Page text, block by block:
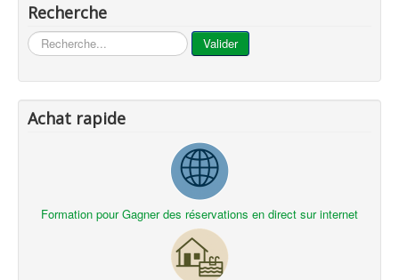
Recherche
... Valider
Achat rapide
Formation pour Gagner des réservations en direct sur internet